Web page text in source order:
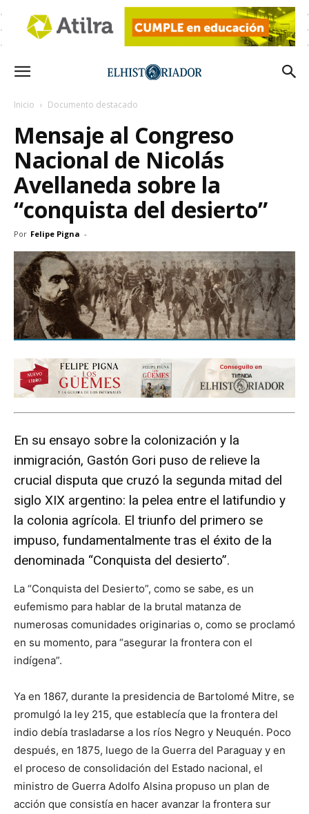
Inicio Documento destacado
Mensaje al Congreso
Nacional de Nicolás
Avellaneda sobre la
“conquista del desierto”
Por Felipe Pigna -
En su ensayo sobre la colonización y la
inmigración, Gastón Gori puso de relieve la
crucial disputa que cruzó la segunda mitad del
siglo XIX argentino: la pelea entre el latifundio y
la colonia agrícola. El triunfo del primero se
impuso, fundamentalmente tras el éxito de la
denominada “Conquista del desierto”.
La “Conquista del Desierto”, como se sabe, es un
eufemismo para hablar de la brutal matanza de
numerosas comunidades originarias o, como se proclamó
en su momento, para “asegurar la frontera con el
indígena”.
Ya en 1867, durante la presidencia de Bartolomé Mitre, se
promulgó la ley 215, que establecía que la frontera del
indio debía trasladarse a los ríos Negro y Neuquén. Poco
después, en 1875, luego de la Guerra del Paraguay y en
el proceso de consolidación del Estado nacional, el
ministro de Guerra Adolfo Alsina propuso un plan de
acción que consistía en hacer avanzar la frontera sur